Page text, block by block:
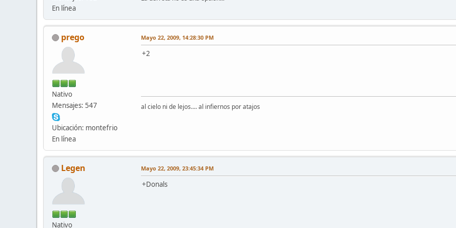
En línea
prego
Nativo
Mensajes: 547
Ubicación: montefrio
En línea
Mayo 22, 2009, 14:28:30 PM
+2
al cielo ni de lejos.... al infiernos por atajos
Legen
Nativo
Mayo 22, 2009, 23:45:34 PM
+Donals